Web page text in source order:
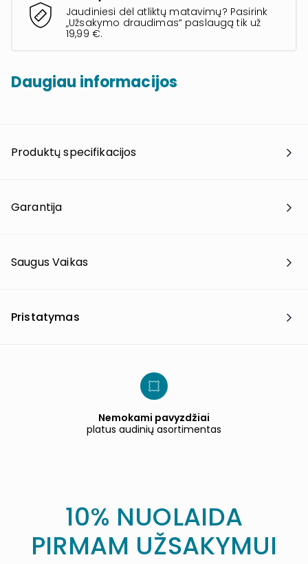
Jaudiniesi dėl atliktų matavimų? Pasirink
„Užsakymo draudimas“ paslaugą tik už
19,99 €.
Daugiau informacijos
Produktų specifikacijos
Garantija
Saugus Vaikas
Pristatymas
Nemokami pavyzdžiai
platus audinių asortimentas
10% NUOLAIDA
PIRMAM UŽSAKYMUI